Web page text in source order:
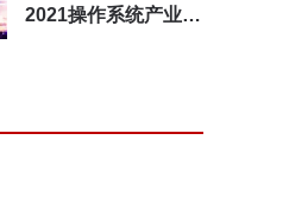
2021操作系统产业峰